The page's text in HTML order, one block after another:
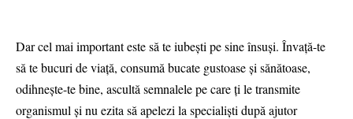
Dar cel mai important este să te iubești pe sine însuși. Învață-te
să te bucuri de viață, consumă bucate gustoase și sănătoase,
odihnește-te bine, ascultă semnalele pe care ți le transmite
organismul și nu ezita să apelezi la specialiști după ajutor